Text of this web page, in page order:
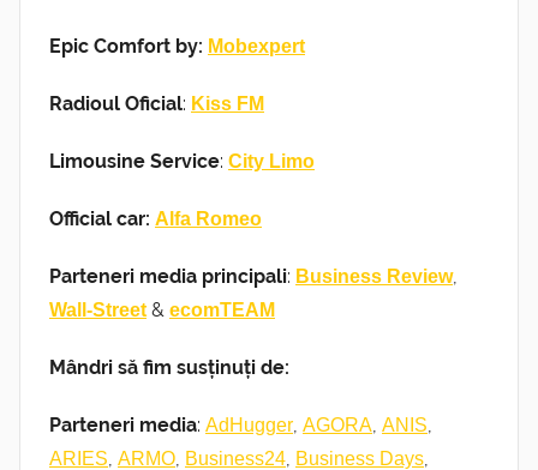
Epic Comfort by: Mobexpert
Radioul Oficial: Kiss FM
Limousine Service: City Limo
Official car: Alfa Romeo
Parteneri media principali: Business Review,
Wall-Street & ecomTEAM
Mândri să fim susținuți de:
Parteneri media: AdHugger AGORA ANIS
ARIES ARMO Business24 Business Days